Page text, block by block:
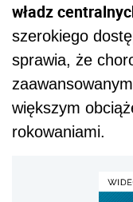
władz
szerokiego
sprawia, że
większym
rokowaniami.